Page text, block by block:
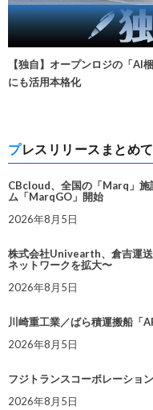
【独自】オープンロジの「AI
にも活用本格化
プレスリリースまとめ
CBcloud、全国の「Marq」施
ム「MarqGO」開始
2026年8月5日
株式会社Univearth、倉吉運
ネットワークを拡大〜
2026年8月5日
川崎重工業／ばら積運搬船「
2026年8月5日
フジトランスコーポレーショ
2026年8月5日